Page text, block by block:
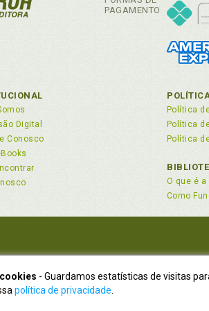
H
I
PAGAMENTO
Digital
Conosco
Política
Política
Política
O que é a
Como
NOVO
- Guardamos estatísticas de visitas
política de privacidade